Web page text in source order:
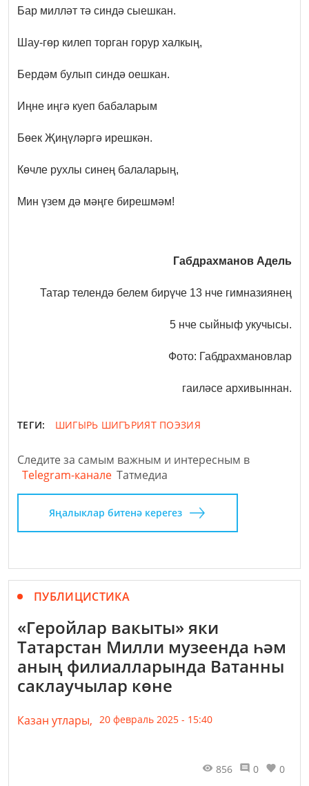
Бар милләт тә синдә сыешкан.
Шау-гөр килеп торган горур халкың,
Бердәм булып синдә оешкан.
Иңне иңгә куеп бабаларым
Бөек Җиңүләргә ирешкән.
Көчле рухлы синең балаларың,
Мин үзем дә мәңге бирешмәм!
Габдрахманов Адель
Татар телендә белем бирүче 13 нче гимназиянең
5 нче сыйныф укучысы.
Фото: Габдрахмановлар
гаиләсе архивыннан.
ТЕГИ: ШИГЫРЬ ШИГЪРИЯТ ПОЭЗИЯ
Следите за самым важным и интересным в
Telegram-канале Татмедиа
Яңалыклар битенә керегез
ПУБЛИЦИСТИКА
«Геройлар вакыты» яки
Татарстан Милли музеенда һәм
аның филиалларында Ватанны
саклаучылар көне
Казан утлары, 20 февраль 2025 - 15:40
856 0 0